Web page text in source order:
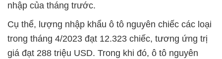
nhập của tháng trước.
Cụ thể, lượng nhập khẩu ô tô nguyên chiếc các loại
trong tháng 4/2023 đạt 12.323 chiếc, tương ứng trị
giá đạt 288 triệu USD. Trong khi đó, ô tô nguyên